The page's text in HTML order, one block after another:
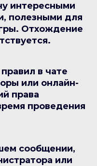
интересными
полезными для
Отхождение
в чате
или онлайн-
права
проведения
сообщении,
или